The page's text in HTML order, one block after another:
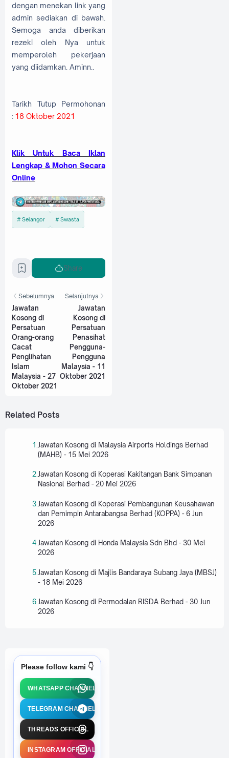
dengan menekan link yang
admin sediakan di bawah.
Semoga anda diberikan
rezeki oleh Nya untuk
memperoleh pekerjaan
yang diidamkan. Aminn..
Tarikh Tutup Permohonan
: 18 Oktober 2021
Klik Untuk Baca Iklan
Lengkap & Mohon Secara
Online
Selangor Swasta
Share
Sebelumnya
Jawatan
Kosong di
Persatuan
Orang-orang
Cacat
Penglihatan
Islam
Malaysia - 27
Oktober 2021
Selanjutnya
Jawatan
Kosong di
Persatuan
Penasihat
Pengguna-
Pengguna
Malaysia - 11
Oktober 2021
Related Posts
Jawatan Kosong di Malaysia Airports Holdings Berhad
(MAHB) - 15 Mei 2026
Jawatan Kosong di Koperasi Kakitangan Bank Simpanan
Nasional Berhad - 20 Mei 2026
Jawatan Kosong di Koperasi Pembangunan Keusahawan
dan Pemimpin Antarabangsa Berhad (KOPPA) - 6 Jun
2026
Jawatan Kosong di Honda Malaysia Sdn Bhd - 30 Mei
2026
Jawatan Kosong di Majlis Bandaraya Subang Jaya (MBSJ)
- 18 Mei 2026
Jawatan Kosong di Permodalan RISDA Berhad - 30 Jun
2026
Please follow kami 👇
WHATSAPP CHANNEL
TELEGRAM CHANNEL
THREADS OFFICIAL
INSTAGRAM OFFICIAL